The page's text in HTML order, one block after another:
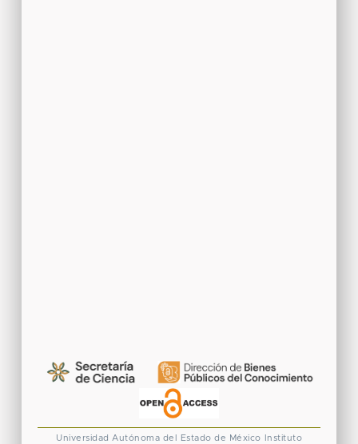
Universidad Autónoma del Estado de México Instituto